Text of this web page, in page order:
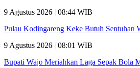
9 Agustus 2026 | 08:44 WIB
Pulau Kodingareng Keke Butuh Sentuhan
9 Agustus 2026 | 08:01 WIB
Bupati Wajo Meriahkan Laga Sepak Bola